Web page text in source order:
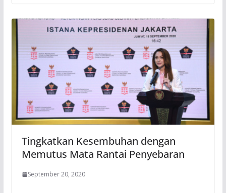
Tingkatkan Kesembuhan dengan
Memutus Mata Rantai Penyebaran
September 20, 2020